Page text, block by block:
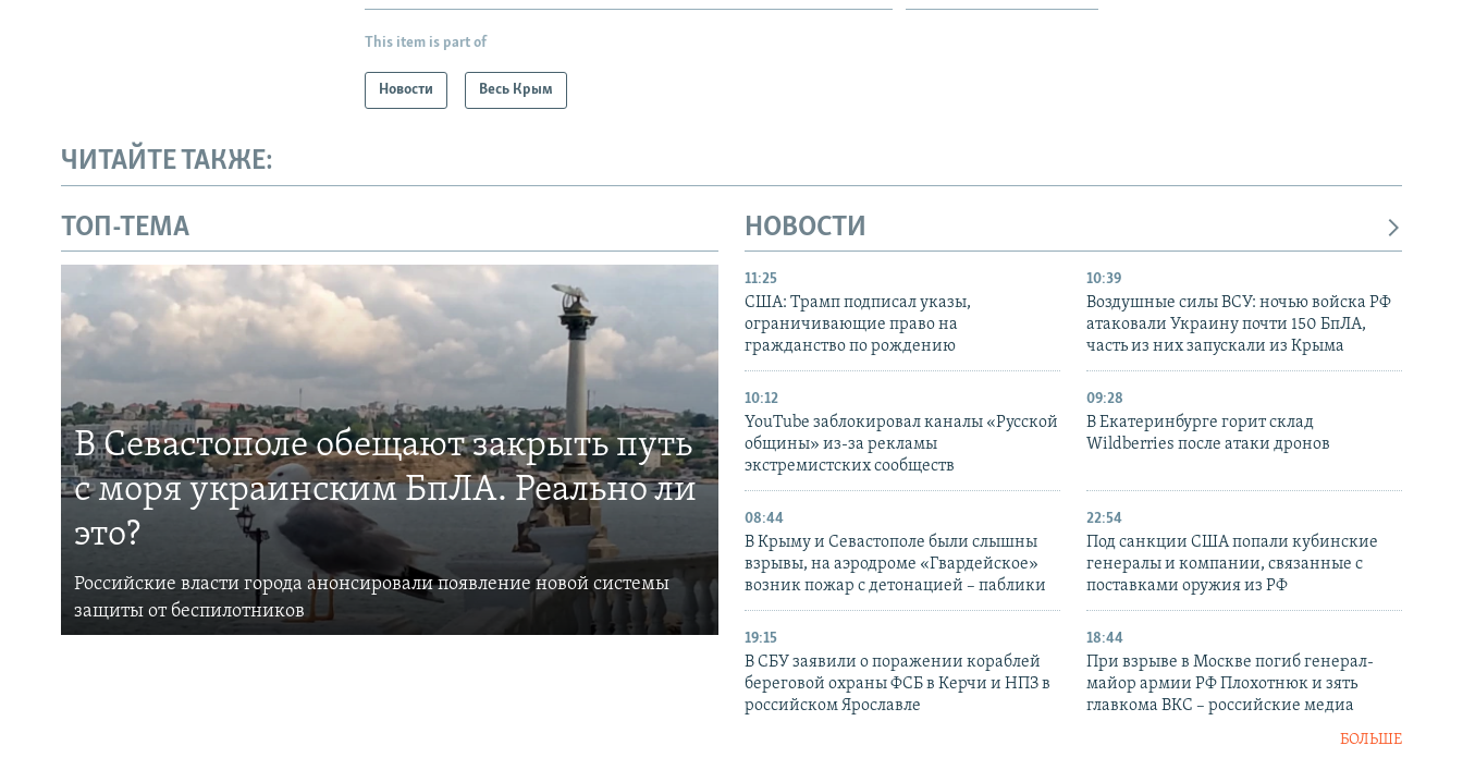
This item is part of
Новости Весь Крым
ЧИТАЙТЕ ТАКЖЕ:
ТОП-ТЕМА
В Севастополе обещают закрыть путь
с моря украинским БпЛА. Реально ли
это?
Российские власти города анонсировали появление новой системы
защиты от беспилотников
НОВОСТИ
11:25
США: Трамп подписал указы,
ограничивающие право на
гражданство по рождению
10:39
Воздушные силы ВСУ: ночью войска РФ
атаковали Украину почти 150 БпЛА,
часть из них запускали из Крыма
10:12
YouTube заблокировал каналы «Русской
общины» из-за рекламы
экстремистских сообществ
09:28
В Екатеринбурге горит склад
Wildberries после атаки дронов
08:44
В Крыму и Севастополе были слышны
взрывы, на аэродроме «Гвардейское»
возник пожар с детонацией – паблики
22:54
Под санкции США попали кубинские
генералы и компании, связанные с
поставками оружия из РФ
19:15
В СБУ заявили о поражении кораблей
береговой охраны ФСБ в Керчи и НПЗ в
российском Ярославле
18:44
При взрыве в Москве погиб генерал-
майор армии РФ Плохотнюк и зять
главкома ВКС – российские медиа
БОЛЬШЕ